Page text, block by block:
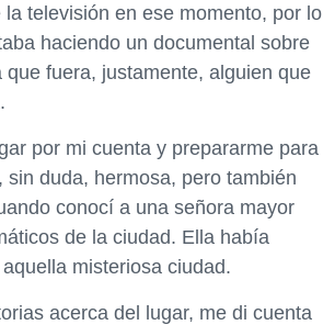
televisión en ese momento, por lo
haciendo un documental sobre
fuera, justamente, alguien que
por mi cuenta y prepararme para
duda, hermosa, pero también
conocí a una señora mayor
de la ciudad. Ella había
misteriosa ciudad.
acerca del lugar, me di cuenta